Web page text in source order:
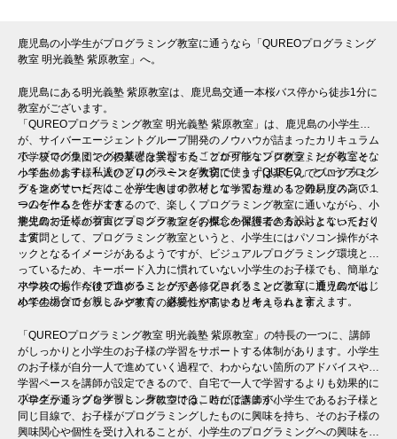
鹿児島の小学生がプログラミング教室に通うなら「QUREOプログラミング
教室 明光義塾 紫原教室」へ。
鹿児島にある明光義塾 紫原教室は、鹿児島交通一本桜バス停から徒歩1分に
教室がございます。
「QUREOプログラミング教室 明光義塾 紫原教室」は、鹿児島の小学生
が、サイバーエージェントグループ開発のノウハウが詰まったカリキュラム
で、プログラミングの基礎を学習することが可能なプログラミング教室とな
っております。私達のプログラミング教室で使う「QUREO」というプログ
ラミングサービスは、小学生向けの教材となっており、１つのレッスンで１
つのゲームを作ります。
小学校での集団での授業とは異なった「プログラミング教室」だからこそ、
小学生のお子様一人ひとりのペースを大切に、まずは楽しんでプログラミン
グを進めていただくことができます。そして学習を進めると難易度の高いゲ
ームを作ることができるので、楽しくプログラミング教室に通いながら、小
学生のお子様が着実にプログラミングの概念を習得できる設計となっており
ます。
鹿児島で近くのプログラミング教室をお探しの保護者の方からよくいただく
ご質問として、プログラミング教室というと、小学生にはパソコン操作がネ
ックとなるイメージがあるようですが、ビジュアルプログラミング環境とな
っているため、キーボード入力に慣れていない小学生のお子様でも、簡単な
マウスの操作だけで進めることができ、プログラミング教室に通うのがはじ
めての場合でも親しみやすく、継続しやすいカリキュラムと言えます。
小学校でも、今後プログラミングが必修化されることにより、鹿児島でも、
小学生のプログラミング教育の必要性が高まると考えられます。
「QUREOプログラミング教室 明光義塾 紫原教室」の特長の一つに、講師
がしっかりと小学生のお子様の学習をサポートする体制があります。小学生
のお子様が自分一人で進めていく過程で、わからない箇所のアドバイスや、
学習ペースを講師が設定できるので、自宅で一人で学習するよりも効果的に
プログラミングを学習し、身につけることができます。
小学生が通うプログラミング教室では、時には講師が小学生であるお子様と
同じ目線で、お子様がプログラミングしたものに興味を持ち、そのお子様の
興味関心や個性を受け入れることが、小学生のプログラミングへの興味を継